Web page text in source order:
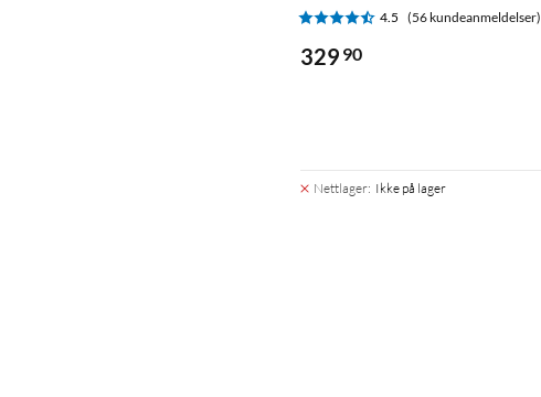
4.5 (56 kundeanmeldelser)
329 90
Nettlager: Ikke på lager